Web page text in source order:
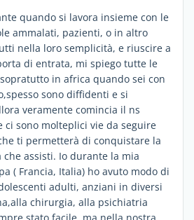
quando si lavora insieme con le
ammalati, pazienti, o in altro
nella loro semplicità, e riuscire a
di entrata, mi spiego tutte le
in africa quando sei con
sono diffidenti e si
veramente comincia il ns
ci sono molteplici vie da seguire
ti permetterà di conquistare la
assisti. Io durante la mia
( Francia, Italia) ho avuto modo di
adulti, anziani in diversi
chirurgia, alla psichiatria